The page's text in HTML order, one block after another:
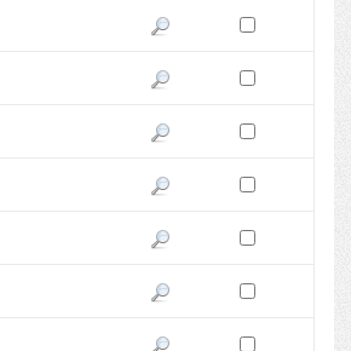
Pokaż podgląd wersji z dnia
Zaznacz wersję do
Pokaż podgląd wersji z dnia
Zaznacz wersję do
Pokaż podgląd wersji z dnia
Zaznacz wersję do
Pokaż podgląd wersji z dnia
Zaznacz wersję do
Pokaż podgląd wersji z dnia
Zaznacz wersję do
Pokaż podgląd wersji z dnia
Zaznacz wersję do
Pokaż podgląd wersji z dnia
Zaznacz wersję do